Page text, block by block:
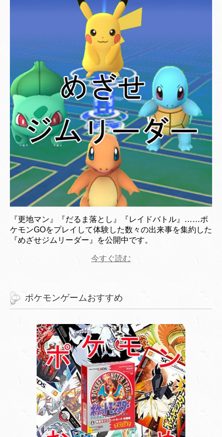
『更地マン』『だるま落とし』『レイドバトル』……ポ
ケモンGOをプレイして体験した数々の出来事を集約した
『めざせジムリーダー』を公開中です。
今すぐ読む
ポケモンゲームおすすめ